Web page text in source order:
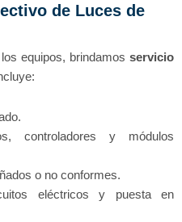
de Luces de
equipos, brindamos servicio
controladores y módulos
o no conformes.
eléctricos y puesta en